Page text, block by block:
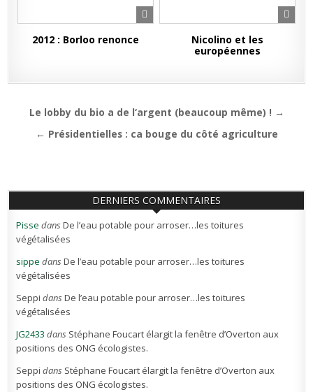
2012 : Borloo renonce
Nicolino et les
européennes
Navigation
Le lobby du bio a de l‘argent (beaucoup même) ! →
← Présidentielles : ca bouge du côté agriculture
DERNIERS COMMENTAIRES
Pisse dansDe l’eau potable pour arroser…les toitures
végétalisées
sippe dansDe l’eau potable pour arroser…les toitures
végétalisées
Seppi dansDe l’eau potable pour arroser…les toitures
végétalisées
JG2433 dans Stéphane Foucart élargit la fenêtre d’Overton aux
positions des ONG écologistes.
Seppi dans Stéphane Foucart élargit la fenêtre d’Overton aux
positions des ONG écologistes.